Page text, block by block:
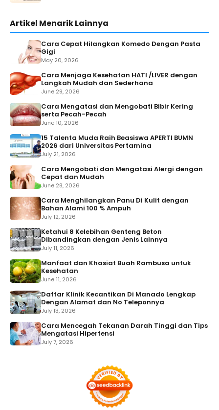
Artikel Menarik Lainnya
Cara Cepat Hilangkan Komedo Dengan Pasta
Gigi
May 20, 2026
Cara Menjaga Kesehatan HATI /LIVER dengan
Langkah Mudah dan Sederhana
June 29, 2026
Cara Mengatasi dan Mengobati Bibir Kering
serta Pecah-Pecah
June 10, 2026
15 Talenta Muda Raih Beasiswa APERTI BUMN
2026 dari Universitas Pertamina
July 21, 2026
Cara Mengobati dan Mengatasi Alergi dengan
Cepat dan Mudah
June 28, 2026
Cara Menghilangkan Panu Di Kulit dengan
Bahan Alami 100 % Ampuh
July 12, 2026
Ketahui 8 Kelebihan Genteng Beton
Dibandingkan dengan Jenis Lainnya
July 11, 2026
Manfaat dan Khasiat Buah Rambusa untuk
Kesehatan
June 11, 2026
Daftar Klinik Kecantikan Di Manado Lengkap
Dengan Alamat dan No Teleponnya
July 13, 2026
Cara Mencegah Tekanan Darah Tinggi dan Tips
Mengatasi Hipertensi
July 7, 2026